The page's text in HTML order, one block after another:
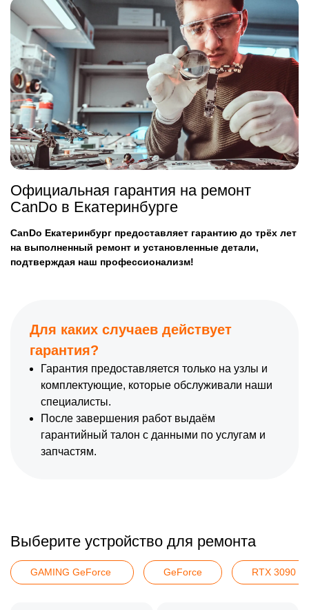
Официальная гарантия на ремонт
CanDo в Екатеринбурге
CanDo Екатеринбург предоставляет гарантию до трёх лет
на выполненный ремонт и установленные детали,
подтверждая наш профессионализм!
Для каких случаев действует
гарантия?
Гарантия предоставляется только на узлы и
комплектующие, которые обслуживали наши
специалисты.
После завершения работ выдаём
гарантийный талон с данными по услугам и
запчастям.
Выберите устройство для ремонта
GAMING GeForce GeForce RTX 3090